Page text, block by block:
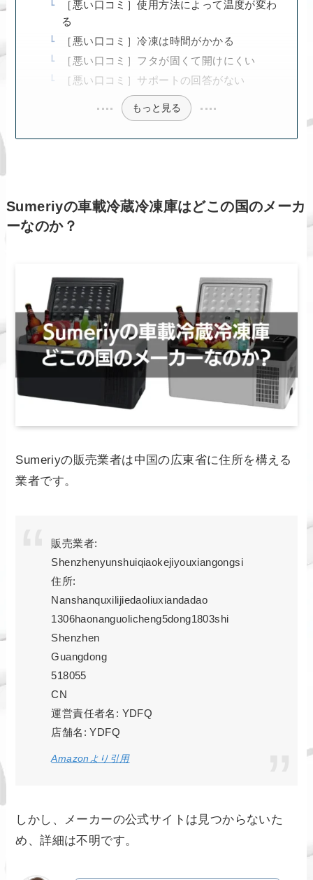
［悪い口コミ］使用方法によって温度が変わ
る
［悪い口コミ］冷凍は時間がかかる
［悪い口コミ］フタが固くて開けにくい
［悪い口コミ］サポートの回答がない
もっと見る
Sumeriyの車載冷蔵冷凍庫はどこの国のメーカ
ーなのか？
Sumeriyの販売業者は中国の広東省に住所を構える
業者です。
販売業者:
Shenzhenyunshuiqiaokejiyouxiangongsi
住所:
Nanshanquxilijiedaoliuxiandadao
1306haonanguolicheng5dong1803shi
Shenzhen
Guangdong
518055
CN
運営責任者名: YDFQ
店舗名: YDFQ
Amazonより引用
しかし、メーカーの公式サイトは見つからないた
め、詳細は不明です。